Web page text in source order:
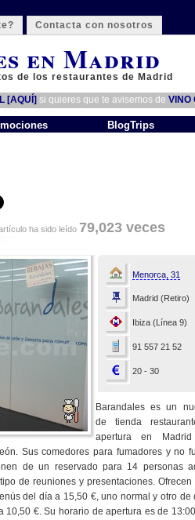
Contacta con nosotros
en Madrid
de los restaurantes de Madrid
[AQUÍ] si quieres que te avisemos de VINO
BlogTrips
ha sido leído 79,023 veces
Menorca, 31
Madrid (Retiro)
Ibiza (Línea 9)
91 557 21 52
20 - 30
Barandales es un
de tienda
apertura en
Sus comedores para fumadores y no
de un reservado para 14 personas
de reuniones y presentaciones. Ofrecen
del día a 15,50 €, uno normal y otro de
10,50 €. Su horario de apertura es de